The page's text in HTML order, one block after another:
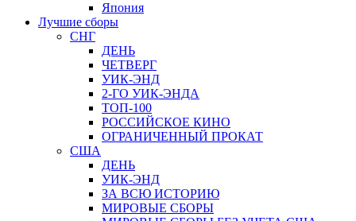
Япония
Лучшие сборы
СНГ
ДЕНЬ
ЧЕТВЕРГ
УИК-ЭНД
2-ГО УИК-ЭНДА
ТОП-100
РОССИЙСКОЕ КИНО
ОГРАНИЧЕННЫЙ ПРОКАТ
США
ДЕНЬ
УИК-ЭНД
ЗА ВСЮ ИСТОРИЮ
МИРОВЫЕ СБОРЫ